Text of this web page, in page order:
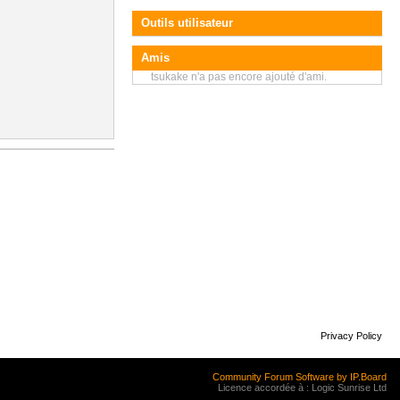
Outils utilisateur
Amis
tsukake n'a pas encore ajouté d'ami.
Privacy Policy
Community Forum Software by IP.Board
Licence accordée à : Logic Sunrise Ltd